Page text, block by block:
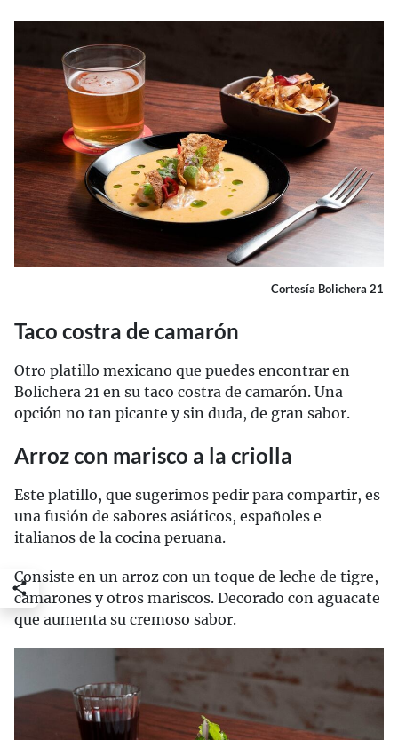
Cortesía Bolichera 21
Taco costra de camarón
Otro platillo mexicano que puedes encontrar en
Bolichera 21 en su taco costra de camarón. Una
opción no tan picante y sin duda, de gran sabor.
Arroz con marisco a la criolla
Este platillo, que sugerimos pedir para compartir, es
una fusión de sabores asiáticos, españoles e
italianos de la cocina peruana.
Consiste en un arroz con un toque de leche de tigre,
camarones y otros mariscos. Decorado con aguacate
que aumenta su cremoso sabor.